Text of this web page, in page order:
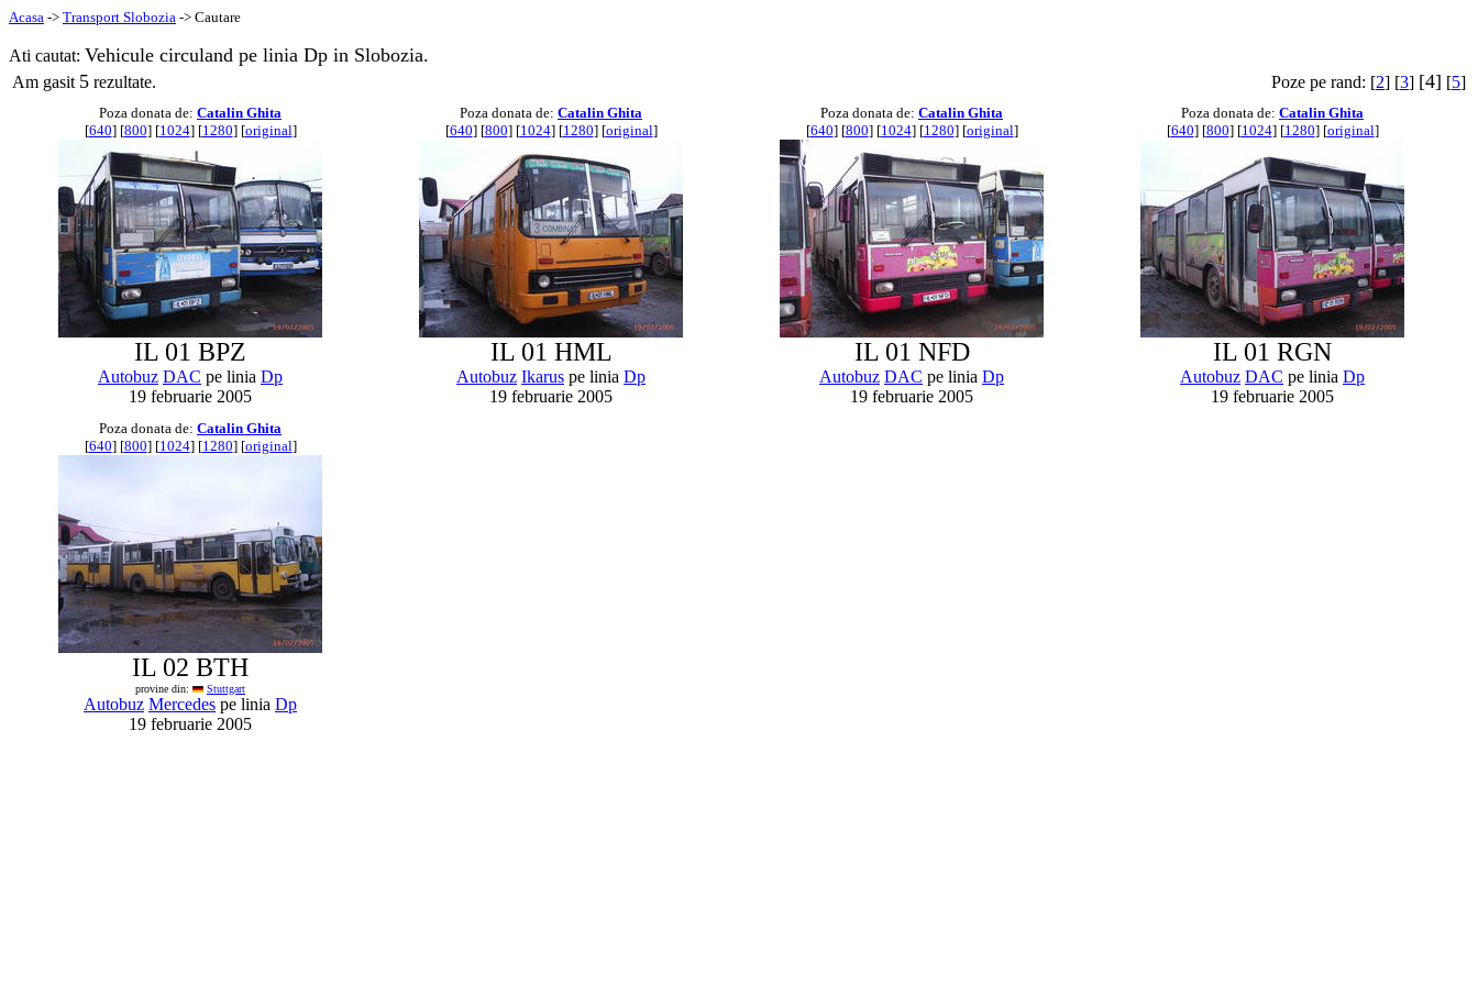
Acasa -> Transport Slobozia -> Cautare
Ati cautat: Vehicule circuland pe linia Dp in Slobozia.
Am gasit 5 rezultate. Poze pe rand: [2] [3] [4] [5]
Poza donata de: Catalin Ghita
[640] [800] [1024] [1280] [original]
IL 01 BPZ
Autobuz DAC pe linia Dp
19 februarie 2005
Poza donata de: Catalin Ghita
[640] [800] [1024] [1280] [original]
IL 01 HML
Autobuz Ikarus pe linia Dp
19 februarie 2005
Poza donata de: Catalin Ghita
[640] [800] [1024] [1280] [original]
IL 01 NFD
Autobuz DAC pe linia Dp
19 februarie 2005
Poza donata de: Catalin Ghita
[640] [800] [1024] [1280] [original]
IL 01 RGN
Autobuz DAC pe linia Dp
19 februarie 2005
Poza donata de: Catalin Ghita
[640] [800] [1024] [1280] [original]
IL 02 BTH
provine din: Stuttgart
Autobuz Mercedes pe linia Dp
19 februarie 2005